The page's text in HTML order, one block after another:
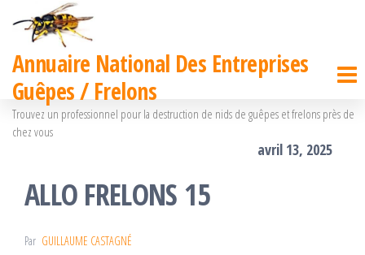
Passer
contenu
Annuaire National Des Entreprises
Guêpes / Frelons
Trouvez un professionnel pour la destruction de nids de guêpes et frelons près de
chez vous
avril 13, 2025
ALLO FRELONS 15
Par GUILLAUME CASTAGNÉ